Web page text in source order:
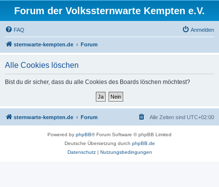
Forum der Volkssternwarte Kempten e.V.
FAQ Anmelden
sternwarte-kempten.de Forum
Alle Cookies löschen
Bist du dir sicher, dass du alle Cookies des Boards löschen möchtest?
sternwarte-kempten.de Forum Alle Zeiten sind UTC+02:00
Powered by phpBB® Forum Software © phpBB Limited
Deutsche Übersetzung durch phpBB.de
Datenschutz| Nutzungsbedingungen